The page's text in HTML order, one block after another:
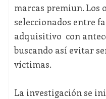
marcas premiun. Los
seleccionados entre
adquisitivo con
buscando así evitar
víctimas.
La investigación se